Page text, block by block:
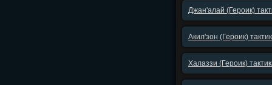
Джан'алай (Героик)
Акил'зон (Героик)
Халаззи (Героик)